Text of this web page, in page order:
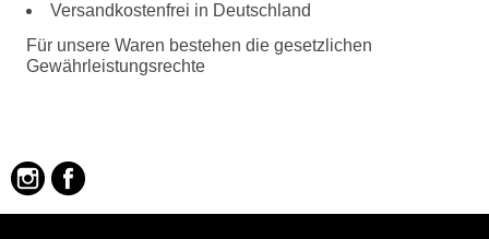
Schulterriemen
Besonderheiten:
gebürstetes Rindsleder
Versandkostenfrei in Deutschland
Für unsere Waren bestehen die gesetzlichen
Gewährleistungsrechte